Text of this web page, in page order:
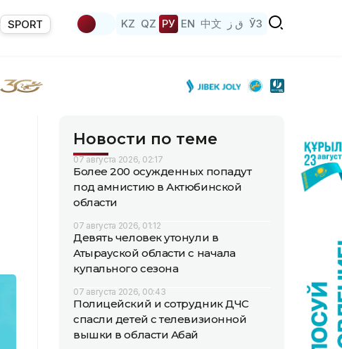
SPORT KZ QZ РУ EN 中文 ق ز ЎЗ
Новости по теме
07 августа 2026, 02:17
Более 200 осужденных попадут
под амнистию в Актюбинской
области
07 августа 2026, 01:12
Девять человек утонули в
Атырауской области с начала
купального сезона
07 августа 2026, 00:43
Полицейский и сотрудник ДЧС
спасли детей с телевизионной
вышки в области Абай